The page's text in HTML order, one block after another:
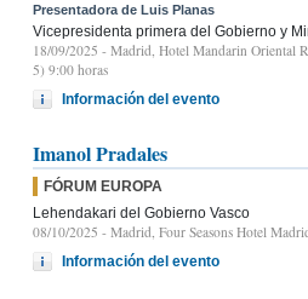
Presentadora de Luis Planas
Vicepresidenta primera del Gobierno y
18/09/2025 - Madrid, Hotel Mandarin Oriental
5) 9:00 horas
Información del evento
Imanol Pradales
FÓRUM EUROPA
Lehendakari del Gobierno Vasco
08/10/2025 - Madrid, Four Seasons Hotel
Información del evento